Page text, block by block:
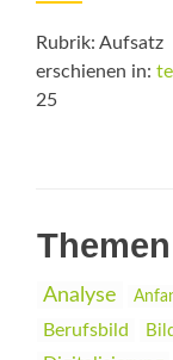
Rubrik: Aufsatz
erschienen in:
25
Themen
Analyse
Berufsbild